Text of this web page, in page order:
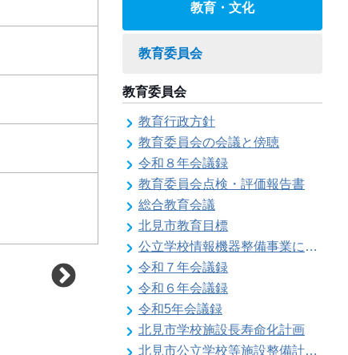
教育・文化
教育委員会
教育委員会
教育行政方針
教育委員会の会議と傍聴
令和８年会議録
教育委員会点検・評価報告書
総合教育会議
北見市教育目標
公立学校情報機器整備事業に係る各種計画の策定
令和７年会議録
令和６年会議録
令和5年会議録
北見市学校施設長寿命化計画
北見市公立学校等施設整備計画のお知らせ